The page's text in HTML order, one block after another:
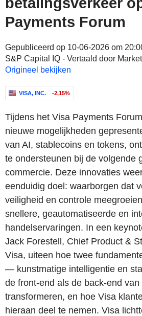
Payments Forum
Gepubliceerd op 10-06-2026 om
S&P Capital IQ - Vertaald door
Origineel bekijken
VISA, INC. -2,15%
Tijdens het Visa Payments
nieuwe mogelijkheden
van AI, stablecoins en tokens,
te ondersteunen bij de volgende
commercie. Deze innovaties
eenduidig doel: waarborgen dat
veiligheid en controle
snellere, geautomatiseerde en
handelservaringen. In een
Jack Forestell, Chief Product &
Visa, uiteen hoe twee
— kunstmatige intelligentie en
de front-end als de back-end
transformeren, en hoe Visa
hieraan deel te nemen. Visa